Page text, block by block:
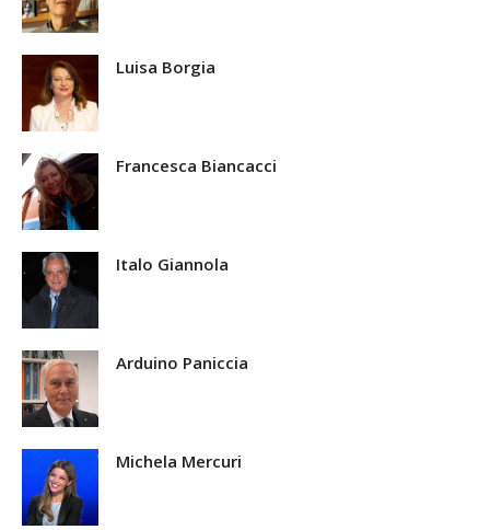
Luisa Borgia
Francesca Biancacci
Italo Giannola
Arduino Paniccia
Michela Mercuri